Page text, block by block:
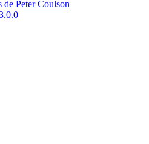
Peter Coulson